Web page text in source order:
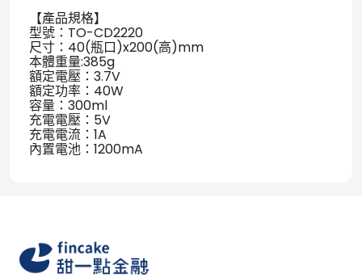
【產品規格】
型號：TO-CD2220
尺寸：40(瓶口)x200(高)mm
本體重量:385g
額定電壓：3.7V
額定功率：40W
容量：300ml
充電電壓：5V
充電電流：1A
內置電池：1200mA